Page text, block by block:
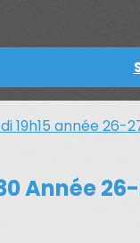
19h15 année 26-
Année